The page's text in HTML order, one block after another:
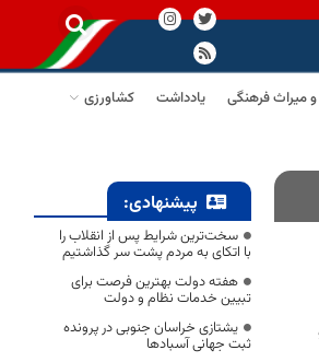
میراث فرهنگی یادداشت
کشاورزی
پیشنهادی:
سخت‌ترین شرایط پس از انقلاب را
با اتکای به مردم پشت سر گذاشتیم
هفته دولت بهترین فرصت برای
تبیین خدمات نظام و دولت
یشتازی خراسان جنوبی در پرونده
ثبت جهانی آسبادها